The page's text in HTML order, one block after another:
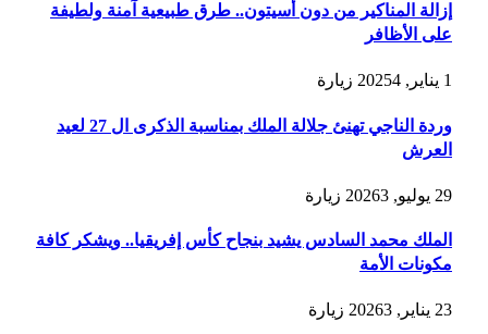
إزالة المناكير من دون أسيتون.. طرق طبيعية آمنة ولطيفة
على الأظافر
1 يناير, 2025 4 زيارة
وردة الناجي تهنئ جلالة الملك بمناسبة الذكرى ال 27 لعيد
العرش
29 يوليو, 2026 3 زيارة
الملك محمد السادس يشيد بنجاح كأس إفريقيا.. ويشكر كافة
مكونات الأمة
23 يناير, 2026 3 زيارة